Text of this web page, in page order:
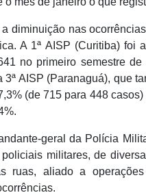
a diminuição nas
A 1ª AISP (Curitiba) foi
no primeiro semestre
3ª AISP (Paranaguá), que
(de 715 para 448
geral da Polícia
militares, de
ruas, aliado a